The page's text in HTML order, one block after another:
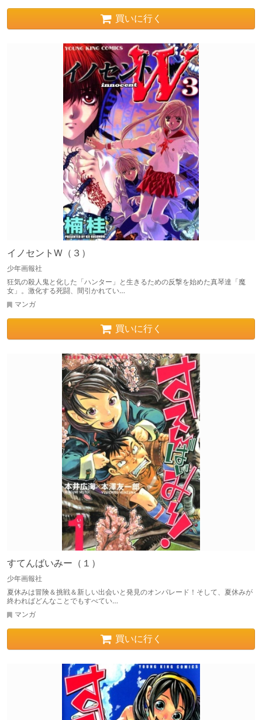
買いに行く
イノセントW（３）
少年画報社
狂気の殺人鬼と化した「ハンター」と生きるための反撃を始めた真琴達「魔
女」。激化する死闘、間引かれてい…
マンガ
買いに行く
すてんばいみー（１）
少年画報社
夏休みは冒険＆挑戦＆新しい出会いと発見のオンパレード！そして、夏休みが
終わればどんなことでもすべてい…
マンガ
買いに行く